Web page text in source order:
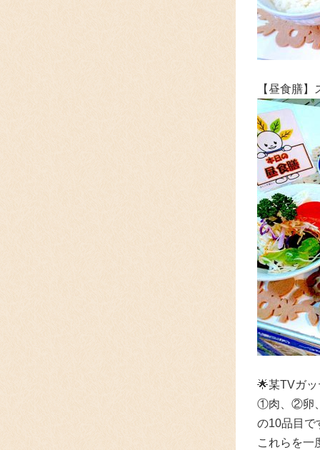
【昼食膳
🌟某TVガ
①肉、②卵
の10品目で
これらを一